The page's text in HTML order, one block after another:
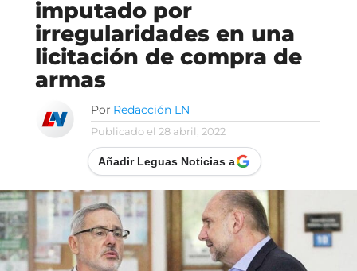
imputado por
irregularidades en una
licitación de compra de
armas
Por Redacción LN
Publicado el 28 abril, 2022
Añadir Leguas Noticias a